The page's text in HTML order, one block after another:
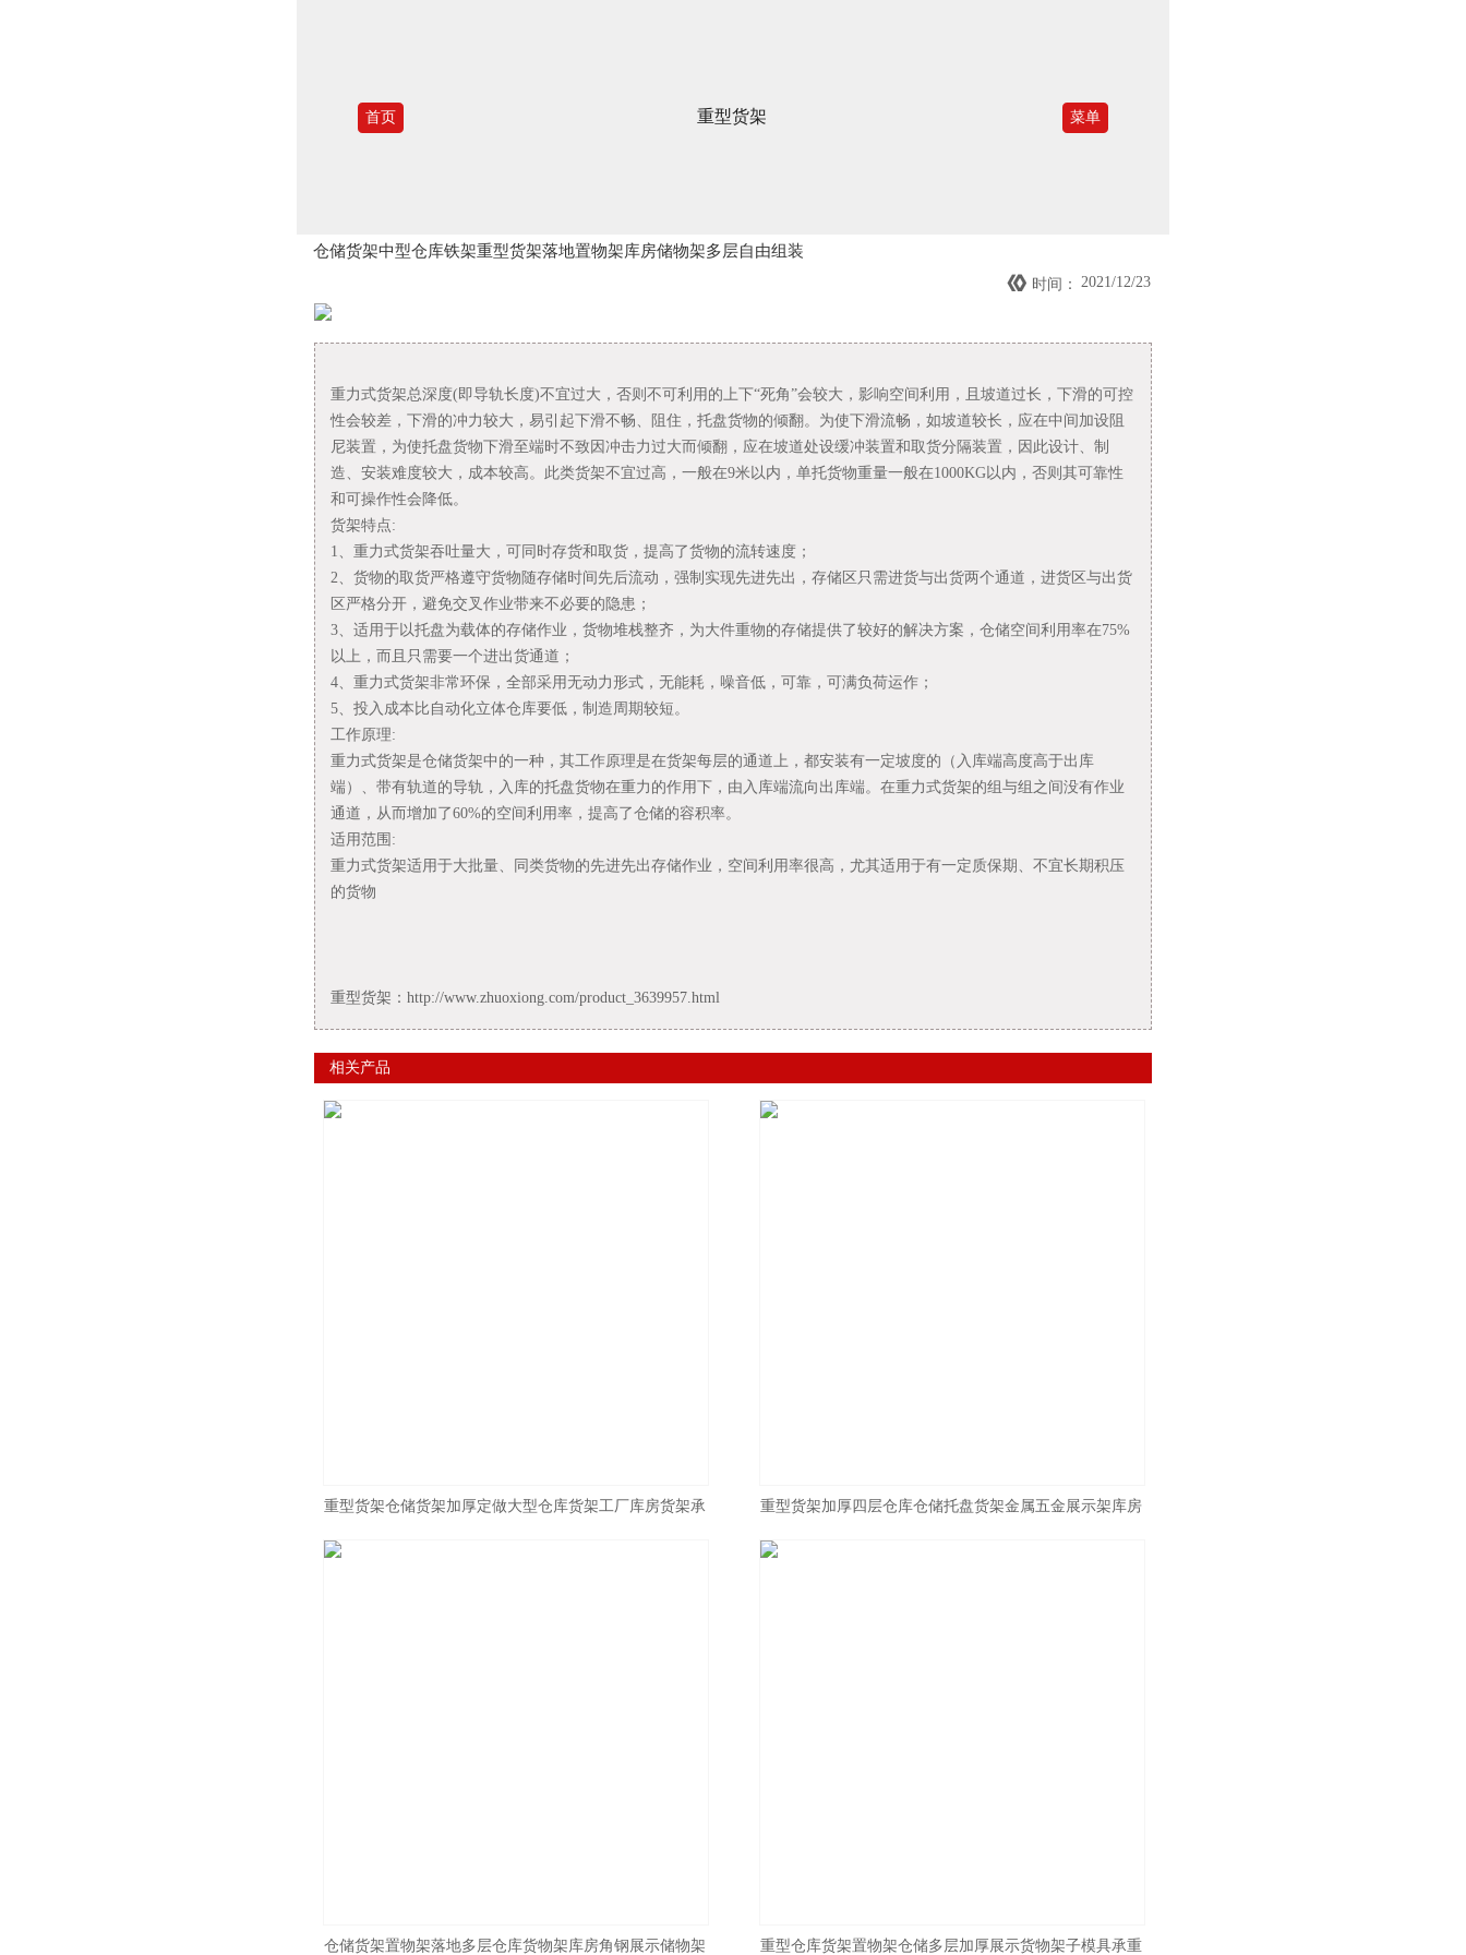
首页 重型货架 菜单
仓储货架中型仓库铁架重型货架落地置物架库房储物架多层自由组装
 时间： 2021/12/23
重力式货架总深度(即导轨长度)不宜过大，否则不可利用的上下“死角”会较大，影响空间利用，且坡道过长，下滑的可控
性会较差，下滑的冲力较大，易引起下滑不畅、阻住，托盘货物的倾翻。为使下滑流畅，如坡道较长，应在中间加设阻
尼装置，为使托盘货物下滑至端时不致因冲击力过大而倾翻，应在坡道处设缓冲装置和取货分隔装置，因此设计、制
造、安装难度较大，成本较高。此类货架不宜过高，一般在9米以内，单托货物重量一般在1000KG以内，否则其可靠性
和可操作性会降低。
货架特点:
1、重力式货架吞吐量大，可同时存货和取货，提高了货物的流转速度；
2、货物的取货严格遵守货物随存储时间先后流动，强制实现先进先出，存储区只需进货与出货两个通道，进货区与出货
区严格分开，避免交叉作业带来不必要的隐患；
3、适用于以托盘为载体的存储作业，货物堆栈整齐，为大件重物的存储提供了较好的解决方案，仓储空间利用率在75%
以上，而且只需要一个进出货通道；
4、重力式货架非常环保，全部采用无动力形式，无能耗，噪音低，可靠，可满负荷运作；
5、投入成本比自动化立体仓库要低，制造周期较短。
工作原理:
重力式货架是仓储货架中的一种，其工作原理是在货架每层的通道上，都安装有一定坡度的（入库端高度高于出库
端）、带有轨道的导轨，入库的托盘货物在重力的作用下，由入库端流向出库端。在重力式货架的组与组之间没有作业
通道，从而增加了60%的空间利用率，提高了仓储的容积率。
适用范围:
重力式货架适用于大批量、同类货物的先进先出存储作业，空间利用率很高，尤其适用于有一定质保期、不宜长期积压
的货物
重型货架：http://www.zhuoxiong.com/product_3639957.html
相关产品
重型货架仓储货架加厚定做大型仓库货架工厂库房货架承
重型货架加厚四层仓库仓储托盘货架金属五金展示架库房
仓储货架置物架落地多层仓库货物架库房角钢展示储物架 重型仓库货架置物架仓储多层加厚展示货物架子模具承重